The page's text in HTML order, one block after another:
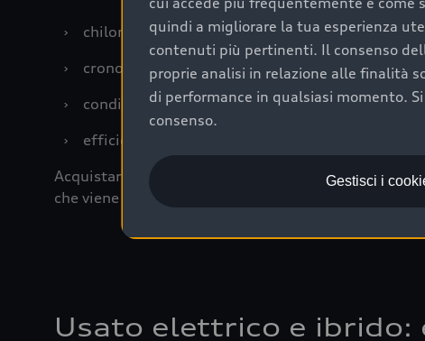
›
chilometraggio: un valore contenuto
›
cronologia dei tagliandi: una documentazione
›
condizioni della carrozzeria e degli interni: una
›
efficienza meccanica: motore, trasmissione e
Acquistare un’auto usata in una Concessionaria
che viene sottoposto a 110 controlli approfonditi e
Usato elettrico e ibrido:
quindi a migliorare la tua esperienza
contenuti più pertinenti. Il consenso
proprie analisi in relazione alle finalità
di performance in qualsiasi momento.
consenso.
Gestisci i